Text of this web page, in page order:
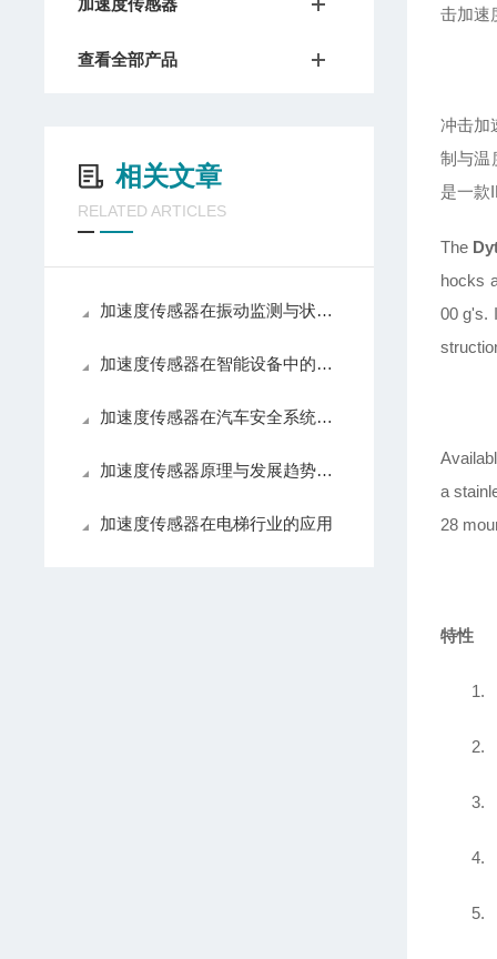
击加速
冲击加
制与温
是一款
The
hocks
00 g's.
a
28
特性
1.
2.
3.
4.
5.
加速度传感器
查看全部产品
相关文章
RELATED ARTICLES
加速度传感器在振动监测与状态诊断中的技术原理
加速度传感器在智能设备中的应用与发展趋势
加速度传感器在汽车安全系统中的关键作用
加速度传感器原理与发展趋势：从基础到前沿技术
加速度传感器在电梯行业的应用